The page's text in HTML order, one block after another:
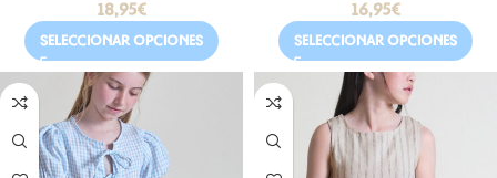
18,95€
SELECCIONAR OPCIONES
16,95€
SELECCIONAR OPCIONES